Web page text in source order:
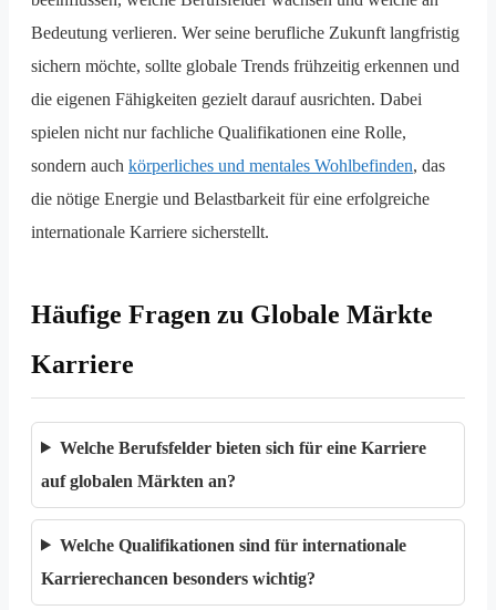
Bedeutung verlieren. Wer seine berufliche Zukunft langfristig
sichern möchte, sollte globale Trends frühzeitig erkennen und
die eigenen Fähigkeiten gezielt darauf ausrichten. Dabei
spielen nicht nur fachliche Qualifikationen eine Rolle,
sondern auch körperliches und mentales Wohlbefinden, das
die nötige Energie und Belastbarkeit für eine erfolgreiche
internationale Karriere sicherstellt.
Häufige Fragen zu Globale Märkte
Karriere
Welche Berufsfelder bieten sich für eine Karriere
auf globalen Märkten an?
Welche Qualifikationen sind für internationale
Karrierechancen besonders wichtig?